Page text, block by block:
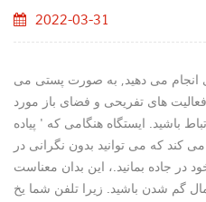
2022-03-31
انجام می دهید, به صورت پستی می
های تفریحی و فضای باز مورد
باشید. ایستگاه هنگامی که ' پیاده
کند که می توانید بدون نگرانی در
در جاده بمانید.، این بدان معناست
گم شدن باشید. زیرا تلفن شما یخ